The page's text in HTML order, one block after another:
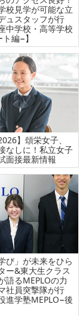
校見学が可能な立
ュスタッフが行
中学校・高等学校
編−】
】頌栄女子、
なしに！私立女子
面接最新情報
び」が未来をひら
ー&東大生クラス
語るMEPLOの力
社員突撃隊が行
進学塾MEPLO−後